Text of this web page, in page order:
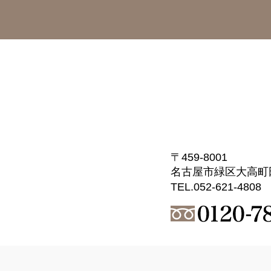
〒459-8001
名古屋市緑区大高町
TEL.052-621-4808